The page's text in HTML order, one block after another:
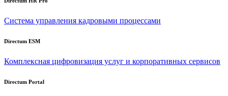
Система управления кадровыми процессами
Directum ESM
Комплексная цифровизация услуг и корпоративных сервисов
Directum Portal